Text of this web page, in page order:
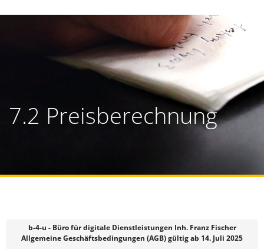
7.2 Preisberechnung
b-4-u - Büro für digitale Dienstleistungen Inh. Franz Fischer
Allgemeine Geschäftsbedingungen (AGB) gültig ab 14. Juli 2025